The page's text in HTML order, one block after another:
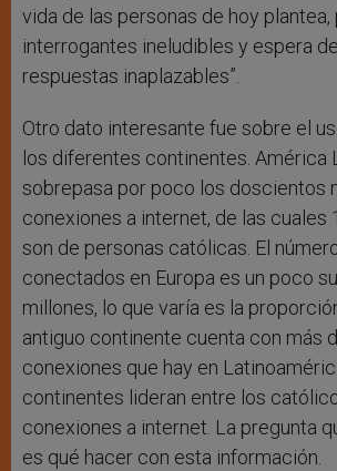
vida de las personas de hoy plantea,
interrogantes ineludibles y espera
respuestas inaplazables”.
Otro dato interesante fue sobre el
los diferentes continentes. América
sobrepasa por poco los doscientos
conexiones a internet, de las cuales
son de personas católicas. El
conectados en Europa es un poco
millones, lo que varía es la
antiguo continente cuenta con más
conexiones que hay en
continentes lideran entre los
conexiones a internet. La pregunta
es qué hacer con esta información.